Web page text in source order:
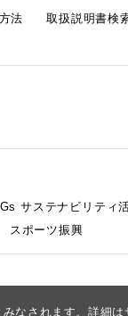
なされます。詳細は
法 取扱説明書検
サステナビリティ
スポーツ振興